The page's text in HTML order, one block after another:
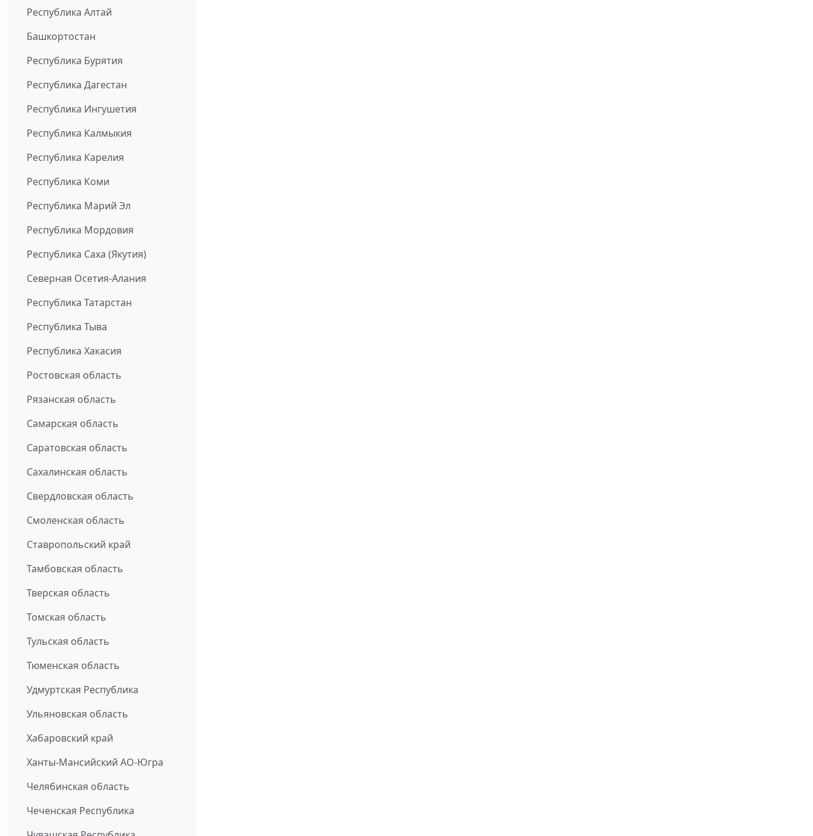
Республика Алтай
Башкортостан
Республика Бурятия
Республика Дагестан
Республика Ингушетия
Республика Калмыкия
Республика Карелия
Республика Коми
Республика Марий Эл
Республика Мордовия
Республика Саха (Якутия)
Северная Осетия-Алания
Республика Татарстан
Республика Тыва
Республика Хакасия
Ростовская область
Рязанская область
Самарская область
Саратовская область
Сахалинская область
Свердловская область
Смоленская область
Ставропольский край
Тамбовская область
Тверская область
Томская область
Тульская область
Тюменская область
Удмуртская Республика
Ульяновская область
Хабаровский край
Ханты-Мансийский АО-Югра
Челябинская область
Чеченская Республика